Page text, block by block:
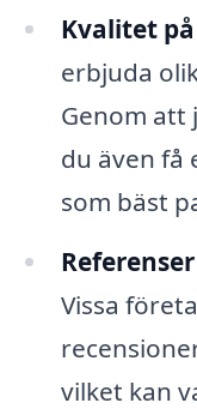
Kvalitet
erbjuda
Genom att
du även få
som bäst
Vissa
vilket kan